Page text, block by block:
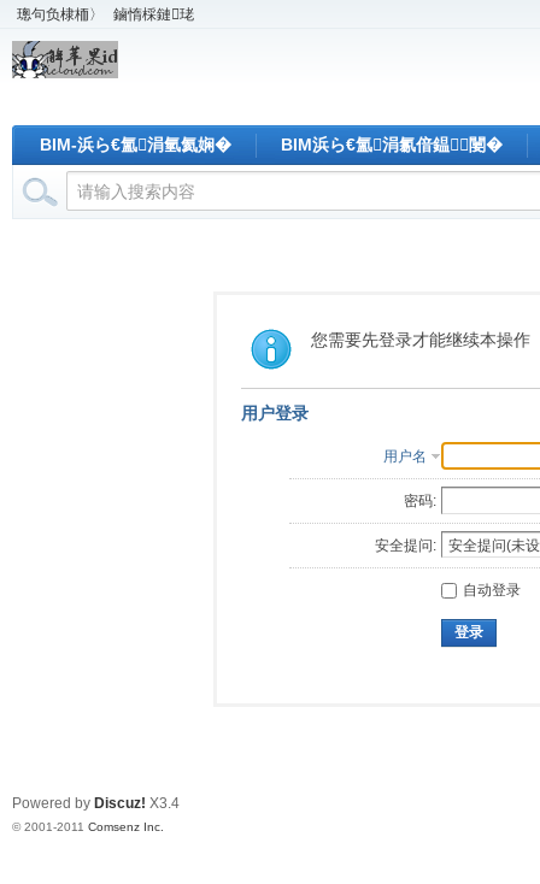
璁句负棣栭〉 鏀惰棌鏈珯
BIM-浜ら€氳涓氫氦娴� BIM浜ら€氳涓氱偣鎾闄�
您需要先登录才能继续本操作
用户登录
用户名
密码:
安全提问:
自动登录
登录
Powered by Discuz! X3.4
© 2001-2011 Comsenz Inc.